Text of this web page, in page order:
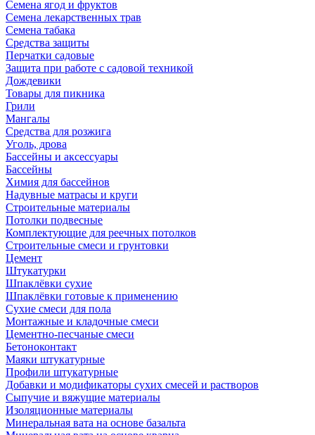
Семена ягод и фруктов
Семена лекарственных трав
Семена табака
Средства защиты
Перчатки садовые
Защита при работе с садовой техникой
Дождевики
Товары для пикника
Грили
Мангалы
Средства для розжига
Уголь, дрова
Бассейны и аксессуары
Бассейны
Химия для бассейнов
Надувные матрасы и круги
Строительные материалы
Потолки подвесные
Комплектующие для реечных потолков
Строительные смеси и грунтовки
Цемент
Штукатурки
Шпаклёвки сухие
Шпаклёвки готовые к применению
Сухие смеси для пола
Монтажные и кладочные смеси
Цементно-песчаные смеси
Бетоноконтакт
Маяки штукатурные
Профили штукатурные
Добавки и модификаторы сухих смесей и растворов
Сыпучие и вяжущие материалы
Изоляционные материалы
Минеральная вата на основе базальта